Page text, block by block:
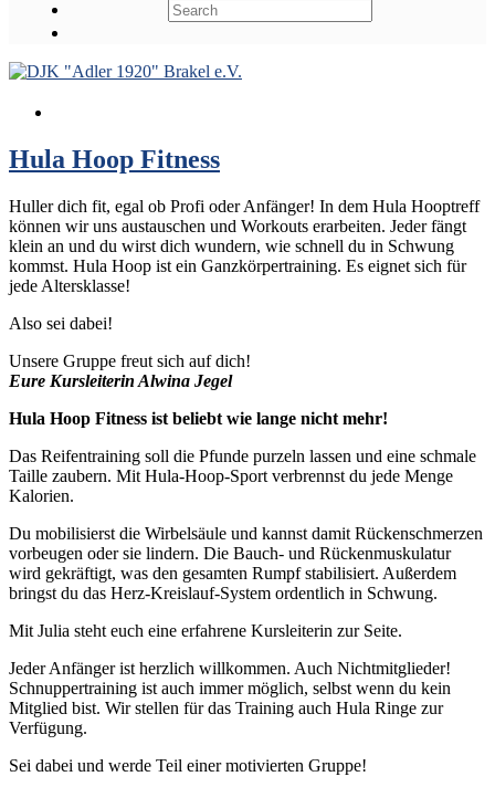
Hula Hoop Fitness
Huller dich fit, egal ob Profi oder Anfänger! In dem Hula Hooptreff
können wir uns austauschen und Workouts erarbeiten. Jeder fängt
klein an und du wirst dich wundern, wie schnell du in Schwung
kommst. Hula Hoop ist ein Ganzkörpertraining. Es eignet sich für
jede Altersklasse!
Also sei dabei!
Unsere Gruppe freut sich auf dich!
Eure Kursleiterin Alwina Jegel
Hula Hoop Fitness ist beliebt wie lange nicht mehr!
Das Reifentraining soll die Pfunde purzeln lassen und eine schmale
Taille zaubern. Mit Hula-Hoop-Sport verbrennst du jede Menge
Kalorien.
Du mobilisierst die Wirbelsäule und kannst damit Rückenschmerzen
vorbeugen oder sie lindern. Die Bauch- und Rückenmuskulatur
wird gekräftigt, was den gesamten Rumpf stabilisiert. Außerdem
bringst du das Herz-Kreislauf-System ordentlich in Schwung.
Mit Julia steht euch eine erfahrene Kursleiterin zur Seite.
Jeder Anfänger ist herzlich willkommen. Auch Nichtmitglieder!
Schnuppertraining ist auch immer möglich, selbst wenn du kein
Mitglied bist. Wir stellen für das Training auch Hula Ringe zur
Verfügung.
Sei dabei und werde Teil einer motivierten Gruppe!